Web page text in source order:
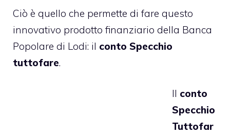
Ciò è quello che permette di fare questo
innovativo prodotto finanziario della Banca
Popolare di Lodi: il conto Specchio
tuttofare.
Il conto
Specchio
Tuttofar